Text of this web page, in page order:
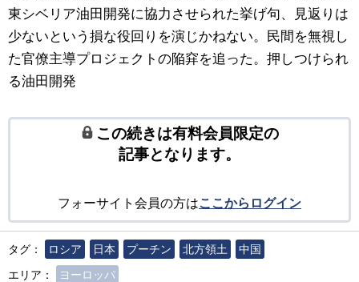
東シベリア油田開発に協力させられた挙げ句、見返りは
少ないという損な役回りを演じかねない。民間を無視し
た官僚主導プロジェクトの陥穽を追った。押しつけられ
る油田開発
この続きは有料会員限定の
記事となります。
フォーサイト会員の方はここからログイン
タグ： ロシア 日本 プーチン 北方領土
中国
エリア：
ヨーロッパ